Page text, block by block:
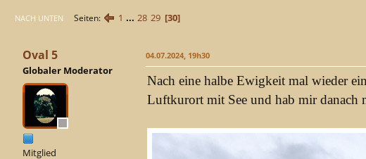
NACH UNTEN Seiten 1 ... 28 29 30
Oval 5
Globaler Moderator
Mitglied
04.07.2024, 19h30
Nach eine halbe Ewigkeit mal wieder
Luftkurort mit See und hab mir danach